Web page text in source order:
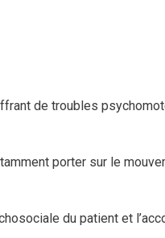
de troubles
porter sur le
du patient et